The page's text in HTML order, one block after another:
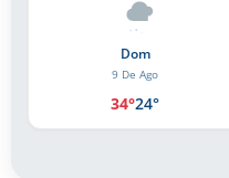
Seg
10 De Ago
33°22°